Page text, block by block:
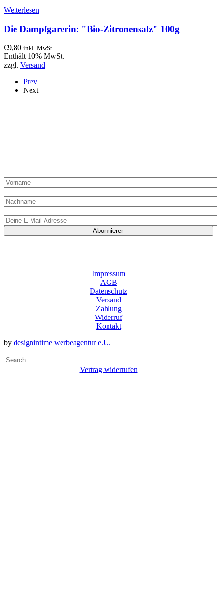
Weiterlesen
Die Dampfgarerin: "Bio-Zitronensalz" 100g
€9,80 inkl. MwSt.
Enthält 10% MwSt.
zzgl. Versand
Prev
Next
Impressum
AGB
Datenschutz
Versand
Zahlung
Widerruf
Kontakt
by designintime werbeagentur e.U.
Vertrag widerrufen